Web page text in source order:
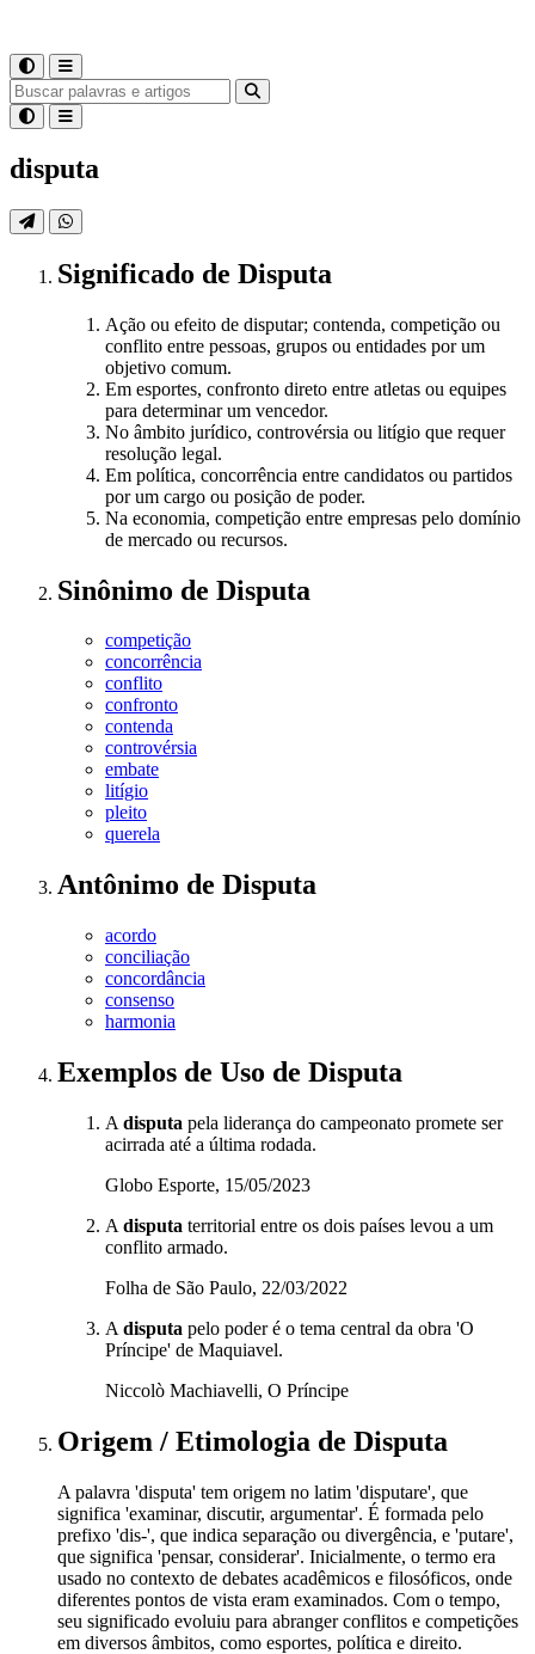
disputa
Significado de Disputa
Ação ou efeito de disputar; contenda, competição ou
conflito entre pessoas, grupos ou entidades por um
objetivo comum.
Em esportes, confronto direto entre atletas ou equipes
para determinar um vencedor.
No âmbito jurídico, controvérsia ou litígio que requer
resolução legal.
Em política, concorrência entre candidatos ou partidos
por um cargo ou posição de poder.
Na economia, competição entre empresas pelo domínio
de mercado ou recursos.
Sinônimo de Disputa
competição
concorrência
conflito
confronto
contenda
controvérsia
embate
litígio
pleito
querela
Antônimo de Disputa
acordo
conciliação
concordância
consenso
harmonia
Exemplos de Uso de Disputa
A disputa pela liderança do campeonato promete ser
acirrada até a última rodada.
Globo Esporte, 15/05/2023
A disputa territorial entre os dois países levou a um
conflito armado.
Folha de São Paulo, 22/03/2022
A disputa pelo poder é o tema central da obra 'O
Príncipe' de Maquiavel.
Niccolò Machiavelli, O Príncipe
Origem / Etimologia de Disputa
A palavra 'disputa' tem origem no latim 'disputare', que
significa 'examinar, discutir, argumentar'. É formada pelo
prefixo 'dis-', que indica separação ou divergência, e 'putare',
que significa 'pensar, considerar'. Inicialmente, o termo era
usado no contexto de debates acadêmicos e filosóficos, onde
diferentes pontos de vista eram examinados. Com o tempo,
seu significado evoluiu para abranger conflitos e competições
em diversos âmbitos, como esportes, política e direito.